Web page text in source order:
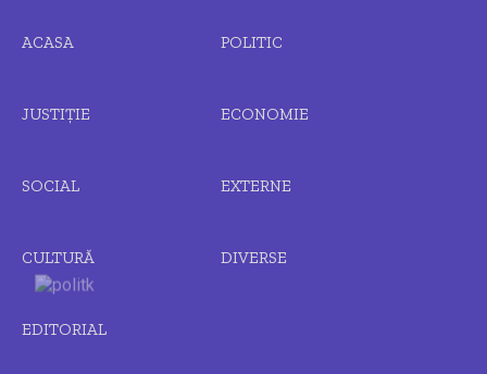
ACASA POLITIC
JUSTIȚIE ECONOMIE
SOCIAL EXTERNE
CULTURĂ DIVERSE
EDITORIAL